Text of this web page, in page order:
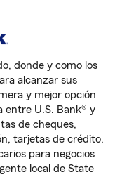
donde y como los
alcanzar sus
y mejor opción
entre U.S. Bank® y
de cheques,
tarjetas de crédito,
para negocios
local de State